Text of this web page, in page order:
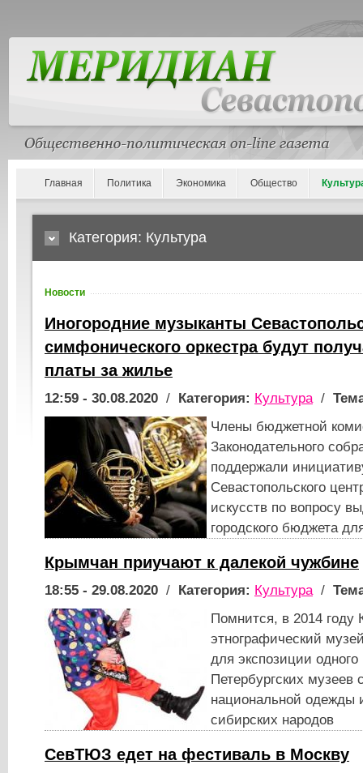
Главная Политика Экономика Общество
Категория: Культура
Новости
Иногородние музыканты
симфонического оркестра будут
платы за жилье
12:59 - 30.08.2020 / Категория: Культура/
Члены бюджетной
Законодательного
поддержали
Севастопольского
искусств по вопросу
городского бюджета
Крымчан приучают к далекой чужбине
18:55 - 29.08.2020 / Категория: Культура/
Помнится, в 2014 году
этнографический
для экспозиции одного
Петербургских музеев
национальной одежды
сибирских народов
СевТЮЗ едет на фестиваль в Москву